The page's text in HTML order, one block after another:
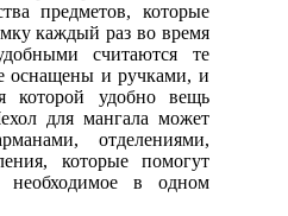
предметов, которые
каждый раз во время
считаются те
оснащены и ручками, и
которой удобно вещь
для мангала может
отделениями,
которые помогут
необходимое в одном